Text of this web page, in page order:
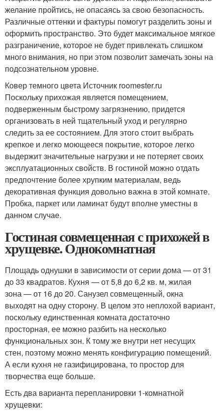
желание пройтись, не опасаясь за свою безопасность.
Различные оттенки и фактуры помогут разделить зоны и
оформить пространство. Это будет максимальное мягкое
разграничение, которое не будет привлекать слишком
много внимания, но при этом позволит замечать зоны на
подсознательном уровне.
Ковер темного цвета Источник roomester.ru
Поскольку прихожая является помещением,
подверженным быстрому загрязнению, придется
организовать в ней тщательный уход и регулярно
следить за ее состоянием. Для этого стоит выбрать
крепкое и легко моющееся покрытие, которое легко
выдержит значительные нагрузки и не потеряет своих
эксплуатационных свойств. В гостиной можно отдать
предпочтение более хрупким материалам, ведь
декоративная функция довольно важна в этой комнате.
Пробка, паркет или ламинат будут вполне уместны в
данном случае.
Гостиная совмещенная с прихожей в
хрущевке. Однокомнатная
Площадь однушки в зависимости от серии дома — от 31
до 33 квадратов. Кухня — от 5,8 до 6,2 кв. м, жилая
зона — от 16 до 20. Санузел совмещенный, окна
выходят на одну сторону. В целом это неплохой вариант,
поскольку единственная комната достаточно
просторная, ее можно разбить на несколько
функциональных зон. К тому же внутри нет несущих
стен, поэтому можно менять конфигурацию помещений.
А если кухня не газифицирована, то простор для
творчества еще больше.
Есть два варианта перепланировки 1-комнатной
хрущевки: